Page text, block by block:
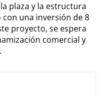
plaza y la estructura
una inversión de 8
proyecto, se espera
comercial y